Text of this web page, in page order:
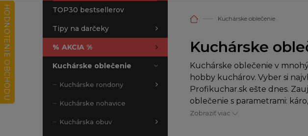
TOP30 bestsellerov
Tipy na darčeky
% AKCIA %
Kuchárske oblečenie
Kuchárske rondony
Kuchárske nohavice
Kuchárska obuv
Kuchárske oblečenie
Kuchárske
Kuchárske oblečenie v
hobby kuchárov. Vyber si
Profikuchar.sk ešte dnes.
oblečenie s parametrami:
Zobraziť viac
HODNOTENIE OBCHODU